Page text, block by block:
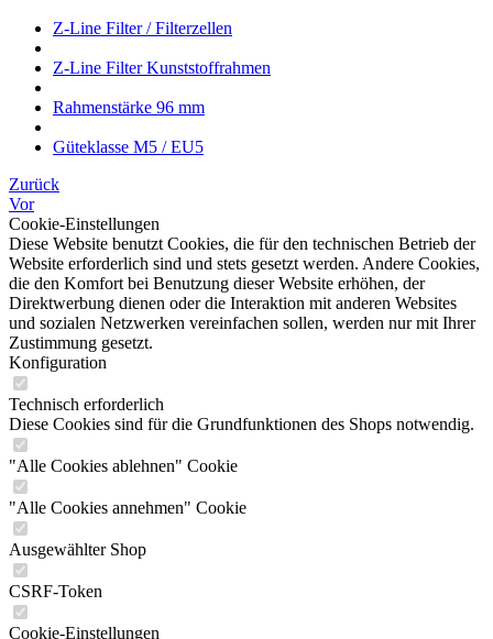
Z-Line Filter / Filterzellen
Z-Line Filter Kunststoffrahmen
Rahmenstärke 96 mm
Güteklasse M5 / EU5
Zurück
Vor
Cookie-Einstellungen
Diese Website benutzt Cookies, die für den technischen Betrieb der
Website erforderlich sind und stets gesetzt werden. Andere Cookies,
die den Komfort bei Benutzung dieser Website erhöhen, der
Direktwerbung dienen oder die Interaktion mit anderen Websites
und sozialen Netzwerken vereinfachen sollen, werden nur mit Ihrer
Zustimmung gesetzt.
Konfiguration
Technisch erforderlich
Diese Cookies sind für die Grundfunktionen des Shops notwendig.
"Alle Cookies ablehnen" Cookie
"Alle Cookies annehmen" Cookie
Ausgewählter Shop
CSRF-Token
Cookie-Einstellungen